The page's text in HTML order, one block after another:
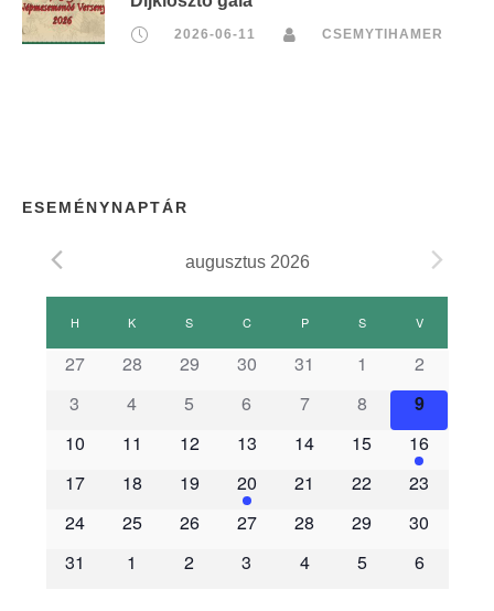
2026-06-11 CSEMYTIHAMER
ESEMÉNYNAPTÁR
augusztus 2026
E
m
é
n
H K S CCSÜTÖRTÖK
PPÉNTEK SSZOMBAT
VVASÁRNAP
27 28 29 30 31 1
2
3
4 5 6 7 8
9
10
11 12 13 14 15
16
17
18 19 20 21 22
23
24
25 26 27 28 29
30
31
1 2 3 4 5 6